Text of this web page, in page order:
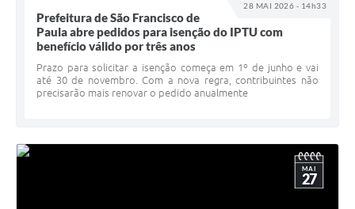
28 MAI 2026 - 14h33
Prefeitura de São Francisco de
Paula abre pedidos para isenção do IPTU com
benefício válido por três anos
Prazo para solicitar a isenção começa em 1º de junho e vai
até 30 de novembro. Com a nova regra, contribuintes não
precisarão mais renovar o pedido anualmente
MAI
27